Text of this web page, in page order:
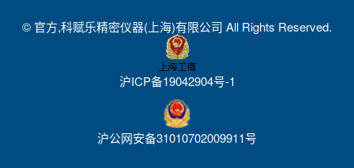
© 官方,科赋乐精密仪器(上海)有限公司 All Rights Reserved.
沪ICP备19042904号-1
沪公网安备31010702009911号